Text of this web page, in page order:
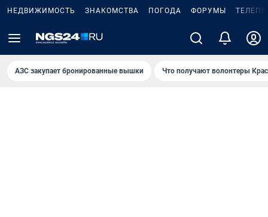
НЕДВИЖИМОСТЬ ЗНАКОМСТВА ПОГОДА ФОРУМЫ
AЗС закупает бронированные вышки Что получают волонтеры